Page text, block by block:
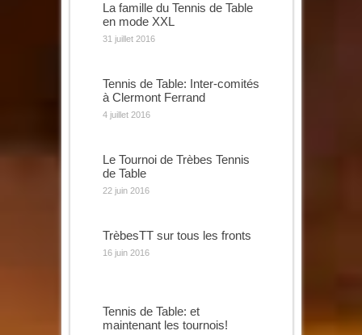
La famille du Tennis de Table
en mode XXL
31 juillet 2016
Tennis de Table: Inter-comités
à Clermont Ferrand
4 juillet 2016
Le Tournoi de Trèbes Tennis
de Table
22 juin 2016
TrèbesTT sur tous les fronts
16 juin 2016
Tennis de Table: et
maintenant les tournois!